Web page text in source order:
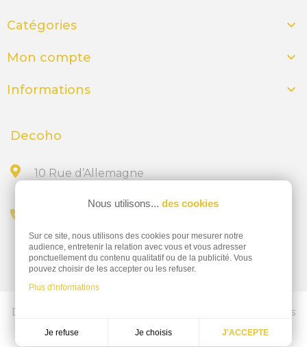
Catégories 
Mon compte 
Informations 
Decoho
10 Rue d’Allemagne
02 28 23 15 32
Nous utilisons... des cookies
Sur ce site, nous utilisons des cookies pour mesurer notre
audience, entretenir la relation avec vous et vous adresser
ponctuellement du contenu qualitatif ou de la publicité. Vous
pouvez choisir de les accepter ou les refuser.
Plus d'informations
Je refuse Je choisis J'ACCEPTE
Découvrez nos services d'impressions professionnelles
Réalisation Dream me up